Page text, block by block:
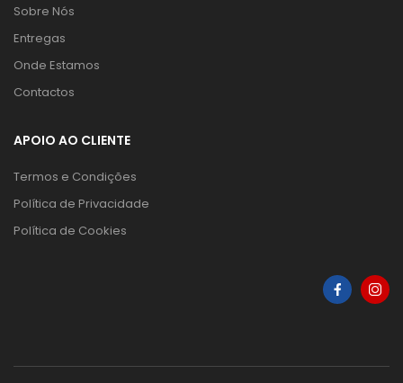
Sobre Nós
Entregas
Onde Estamos
Contactos
APOIO AO CLIENTE
Termos e Condições
Política de Privacidade
Política de Cookies